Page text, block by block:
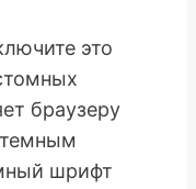
это
браузеру
шрифт